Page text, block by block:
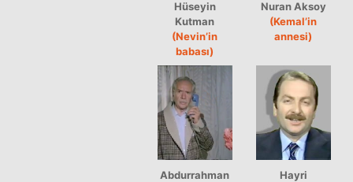
Hüseyin
Kutman
(Nevin’in
babası)
Nuran Aksoy
(Kemal’in
annesi)
Abdurrahman
Hayri